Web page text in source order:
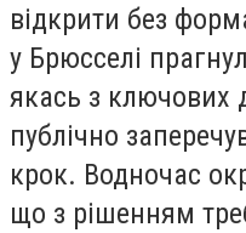
відкрити без
у Брюсселі
якась з ключових
публічно
крок. Водночас
що з рішенням